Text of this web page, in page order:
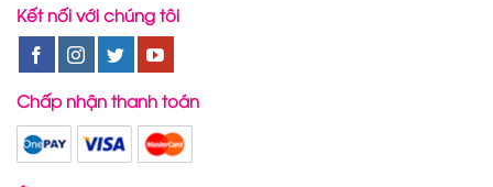
Kết nối với chúng tôi
Chấp nhận thanh toán